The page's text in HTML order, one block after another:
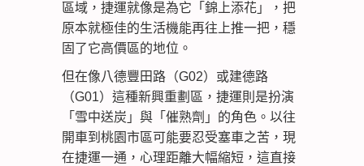
區域，捷運就像是為它「錦上添花」，把
原本就極佳的生活機能再往上推一把，穩
固了它高價區的地位。
但在像八德豐田路（G02）或建德路
（G01）這種新興重劃區，捷運則是扮演
「雪中送炭」與「催熟劑」的角色。以往
開車到桃園市區可能要忍受塞車之苦，現
在捷運一通，心理距離大幅縮短，這直接